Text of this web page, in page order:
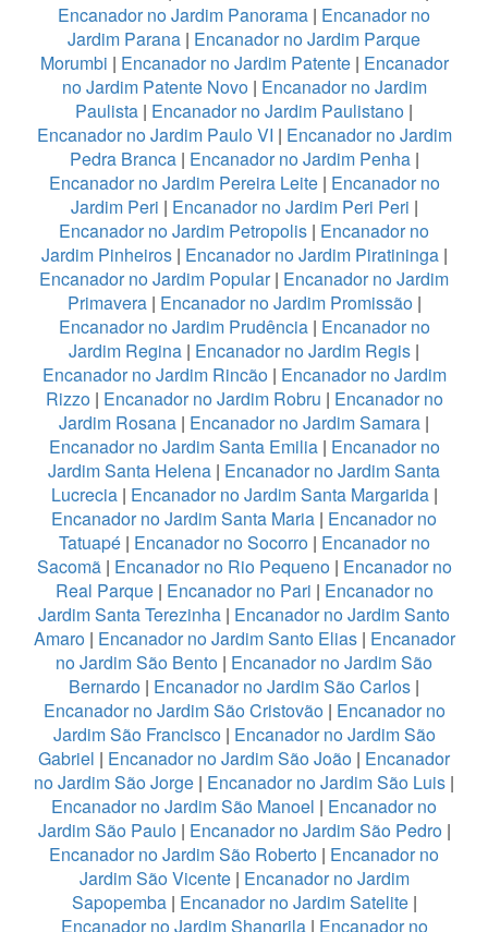
Encanador no Jardim Panorama | Encanador no
Jardim Parana | Encanador no Jardim Parque
Morumbi | Encanador no Jardim Patente| Encanador
no Jardim Patente Novo| Encanador no Jardim
Paulista | Encanador no Jardim Paulistano |
Encanador no Jardim Paulo VI | Encanador no Jardim
Pedra Branca| Encanador no Jardim Penha|
Encanador no Jardim Pereira Leite| Encanador no
Jardim Peri | Encanador no Jardim Peri Peri |
Encanador no Jardim Petropolis | Encanador no
Jardim Pinheiros| Encanador no Jardim Piratininga|
Encanador no Jardim Popular| Encanador no Jardim
Primavera| Encanador no Jardim Promissão|
Encanador no Jardim Prudência| Encanador no
Jardim Regina | Encanador no Jardim Regis |
Encanador no Jardim Rincão| Encanador no Jardim
Rizzo| Encanador no Jardim Robru | Encanador no
Jardim Rosana | Encanador no Jardim Samara |
Encanador no Jardim Santa Emilia| Encanador no
Jardim Santa Helena | Encanador no Jardim Santa
Lucrecia| Encanador no Jardim Santa Margarida|
Encanador no Jardim Santa Maria | Encanador no
Tatuapé| Encanador no Socorro| Encanador no
Sacomã| Encanador no Rio Pequeno| Encanador no
Real Parque| Encanador no Pari | Encanador no
Jardim Santa Terezinha | Encanador no Jardim Santo
Amaro| Encanador no Jardim Santo Elias| Encanador
no Jardim São Bento | Encanador no Jardim São
Bernardo | Encanador no Jardim São Carlos |
Encanador no Jardim São Cristovão| Encanador no
Jardim São Francisco| Encanador no Jardim São
Gabriel | Encanador no Jardim São João | Encanador
no Jardim São Jorge | Encanador no Jardim São Luis |
Encanador no Jardim São Manoel | Encanador no
Jardim São Paulo| Encanador no Jardim São Pedro|
Encanador no Jardim São Roberto | Encanador no
Jardim São Vicente| Encanador no Jardim
Sapopemba| Encanador no Jardim Satelite|
Encanador no Jardim Shangrila| Encanador no